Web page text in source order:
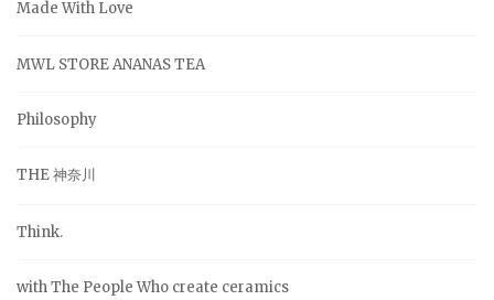
Made With Love
MWL STORE ANANAS TEA
Philosophy
THE 神奈川
Think.
with The People Who create ceramics